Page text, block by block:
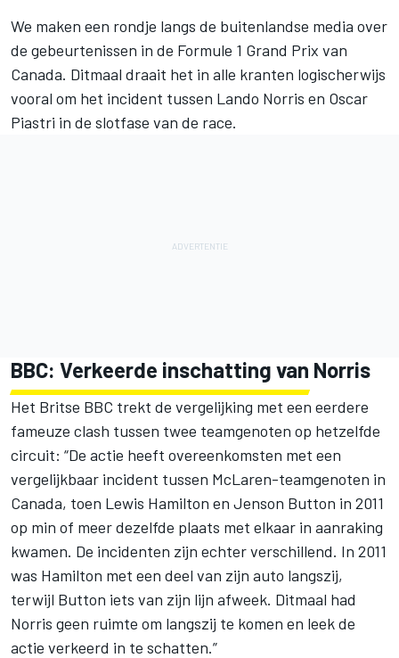
We maken een rondje langs de buitenlandse media over
de gebeurtenissen in de Formule 1 Grand Prix van
Canada. Ditmaal draait het in alle kranten logischerwijs
vooral om het incident tussen Lando Norris en Oscar
Piastri in de slotfase van de race.
BBC: Verkeerde inschatting van Norris
Het Britse BBC trekt de vergelijking met een eerdere
fameuze clash tussen twee teamgenoten op hetzelfde
circuit: “De actie heeft overeenkomsten met een
vergelijkbaar incident tussen McLaren-teamgenoten in
Canada, toen Lewis Hamilton en Jenson Button in 2011
op min of meer dezelfde plaats met elkaar in aanraking
kwamen. De incidenten zijn echter verschillend. In 2011
was Hamilton met een deel van zijn auto langszij,
terwijl Button iets van zijn lijn afweek. Ditmaal had
Norris geen ruimte om langszij te komen en leek de
actie verkeerd in te schatten.”